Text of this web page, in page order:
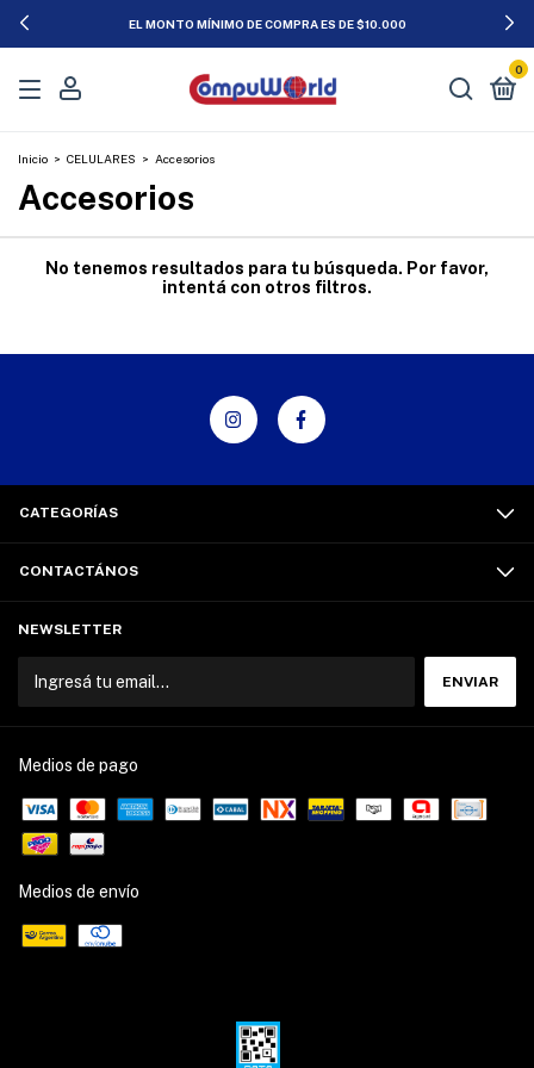
EL MONTO MÍNIMO DE COMPRA ES DE $10.000
0
Inicio > CELULARES > Accesorios
Accesorios
No tenemos resultados para tu búsqueda. Por favor,
intentá con otros filtros.
CATEGORÍAS
CONTACTÁNOS
NEWSLETTER
Medios de pago
Medios de envío